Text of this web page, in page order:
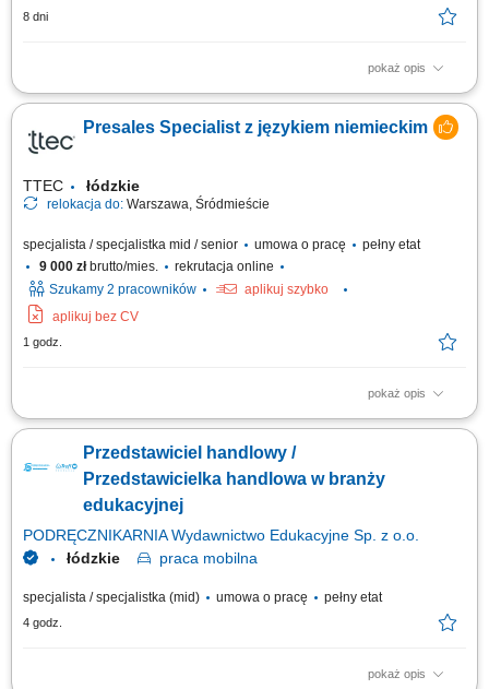
8 dni
pokaż opis
Opis stanowiska rozwijanie sprzedaży i pozyskiwanie nowych
sprzedaży od pierwszego kontaktu do podpisania umowy; kontakt z
klientami oraz bieżąca obsługa współpracy; monitorowanie rynku i
Presales Specialist z językiem niemieckim
TTEC łódzkie
relokacja do: Warszawa, Śródmieście
specjalista / specjalistka mid / senior umowa o pracę
pełny etat
9 000 złbrutto/mies.
rekrutacja online
Szukamy 2 pracowników
aplikuj szybko
aplikuj bez CV
1 godz.
pokaż opis
As a Sales Representative (Presales) with German – Hybrid, working on
#experienceTTEC Our employees have spoken. Our purpose, team, and
company culture are amazing and our Great Place to Work® certification
Przedstawiciel handlowy /
Przedstawicielka handlowa w branży
edukacyjnej
PODRĘCZNIKARNIA Wydawnictwo Edukacyjne Sp. z o.o.
łódzkie
praca mobilna
specjalista / specjalistka (mid) umowa o pracę pełny etat
4 godz.
pokaż opis